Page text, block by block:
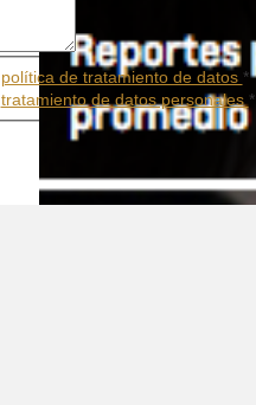
política de tratamiento de datos *
tratamiento de datos personales *